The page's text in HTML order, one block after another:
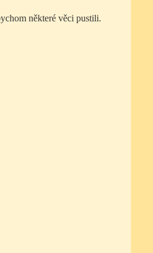
některé věci pustili.